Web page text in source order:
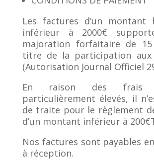
Les factures d’un montant
inférieur à 2000€
majoration forfaitaire de
titre de la participation aux
(Autorisation Journal Officiel
En raison des frais
particulièrement élevés, il
de traite pour le règlement
d’un montant inférieur à
Nos factures sont payables
à réception.